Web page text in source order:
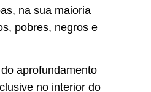
na sua maioria
pobres, negros e
aprofundamento
no interior do